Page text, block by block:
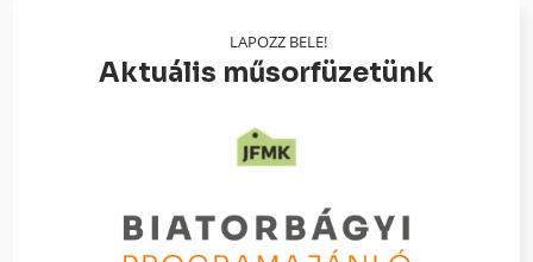
LAPOZZ BELE!
Aktuális műsorfüzetünk